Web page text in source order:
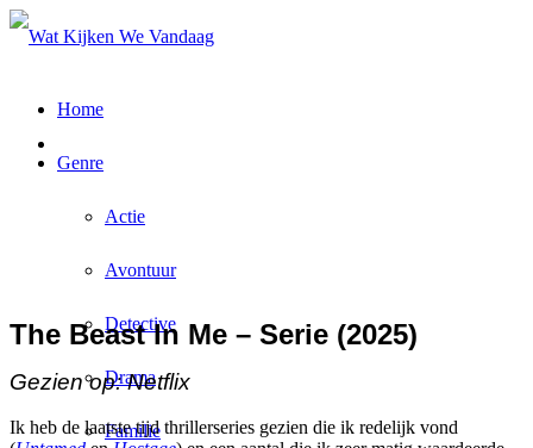
Home
Genre
Actie
Avontuur
Detective
Drama
Familie
The Beast In Me – Serie (2025)
Gezien op: Netflix
Ik heb de laatste tijd thrillerseries gezien die ik redelijk vond